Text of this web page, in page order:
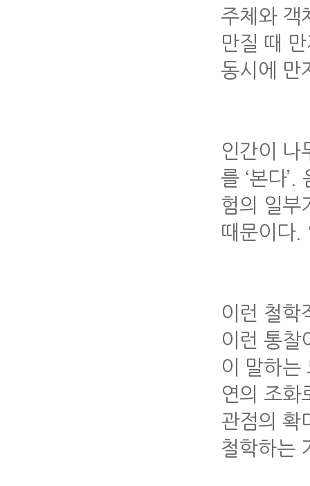
주체와 객
만질 때
동시에 만
인간이 나
를 ‘본다
험의 일부
때문이다.
이런 철학
이런 통찰
이 말하는
연의 조화
관점의 확
철학하는